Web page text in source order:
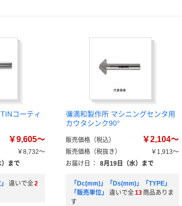
コーティ
￥9,605～
￥8,732～
まで
違いで全2
彌満和製作所 マシニングセンタ用
カウタシンク90°
販売価格（税込） ￥2,104～
販売価格（税抜き）
￥1,913～
お届け日
： 8月19日（水）まで
「Dc(mm)」「Ds(mm)」「TYPE」
「販売単位」
違いで全13 商品ありま
す